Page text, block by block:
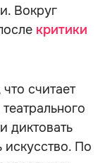
Вокруг
критики
считает
диктовать
По